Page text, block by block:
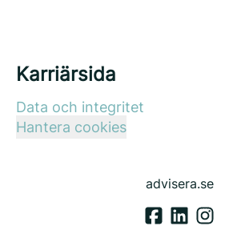
Karriärsida
Data och integritet
Hantera cookies
advisera.se